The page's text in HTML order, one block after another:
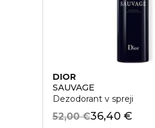
DIOR
SAUVAGE
Dezodorant v spreji
36,40 €
52,00 €